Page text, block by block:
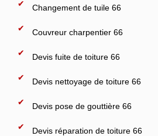
Changement de tuile 66
Couvreur charpentier 66
Devis fuite de toiture 66
Devis nettoyage de toiture 66
Devis pose de gouttière 66
Devis réparation de toiture 66